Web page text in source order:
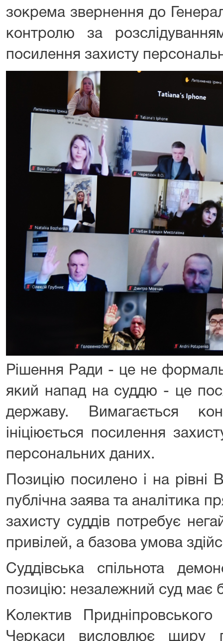
зокрема звернення до
контролю за
посилення захисту
Рішення Ради - це не
який напад на суддю - це
державу. Вимагається
ініціюється посилення
персональних даних.
Позицію посилено і на
публічна заява та аналітика
захисту суддів потребує
привілей, а базова умова
Суддівська спільнота
позицію: незалежний суд має
Колектив
Черкаси висловлює щиру